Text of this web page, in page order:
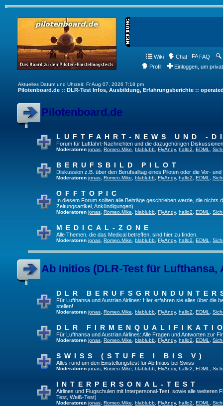
Wiki Chat FAQ
Profil
Einloggen, um
Aktuelles Datum und Uhrzeit: Fr Aug 07, 2026 7:18 pm
Pilotenboard.de :: DLR-Test Infos, Ausbildung, Erfahrungsberichte ::
Pilotenboard.de
LUFTFAHRT-NEWS UND -
Forum für Luftfahrt-Nachrichten und die dazugehörigen
Moderatoren jonas Romeo.Mike blablubb FlyAndy, hallo2 EDML
BERUFSBILD PILOT
Diskussion z.B. über den Berufsalltag eines Piloten oder die Vor-
Moderatoren jonas Romeo.Mike blablubb FlyAndy, hallo2 EDML
OFFTOPIC
In diesem Forum sollten alle Beiträge geschrieben werde, die
Zeitungsartikel, Ankündigungen).
Moderatoren jonas Romeo.Mike blablubb FlyAndy, hallo2 EDML
MEDICAL-ZONE
Alle Themen, die das Medical betreffen, sind hier zu finden.
Moderatoren jonas Romeo.Mike blablubb FlyAndy, hallo2 EDML
Ab Initios (DLR-Test für Lufthansa,
DLR
Für Lufthansa und Austrian Airlines: Hier erfahren sie alles über die
stellen!
Moderatoren jonas Romeo.Mike blablubb FlyAndy, hallo2 EDML
DLR
Für Lufthansa und Austrian Airlines: Alle Fragen und Antworten zur
Moderatoren jonas Romeo.Mike blablubb FlyAndy, hallo2 EDML
SWISS (STUFE I BIS V)
Alles rund um den Einstellungstest für Ab Initios bei Swiss
Moderatoren jonas Romeo.Mike blablubb FlyAndy, hallo2 EDML
INTERPERSONAL-TEST
Airlines und Flugschulen mit Interpersonal-Test, sowie alle weiteren
Test, Weiß-Test)
Moderatoren jonas Romeo.Mike blablubb FlyAndy, hallo2 EDML